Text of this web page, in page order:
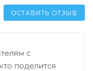
ОСТАВИТЬ ОТЗЫВ
с
поделится